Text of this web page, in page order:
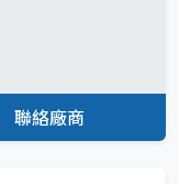
聯絡廠商